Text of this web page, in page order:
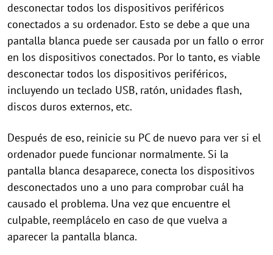
desconectar todos los dispositivos periféricos
conectados a su ordenador. Esto se debe a que una
pantalla blanca puede ser causada por un fallo o error
en los dispositivos conectados. Por lo tanto, es viable
desconectar todos los dispositivos periféricos,
incluyendo un teclado USB, ratón, unidades flash,
discos duros externos, etc.
Después de eso, reinicie su PC de nuevo para ver si el
ordenador puede funcionar normalmente. Si la
pantalla blanca desaparece, conecta los dispositivos
desconectados uno a uno para comprobar cuál ha
causado el problema. Una vez que encuentre el
culpable, reemplácelo en caso de que vuelva a
aparecer la pantalla blanca.